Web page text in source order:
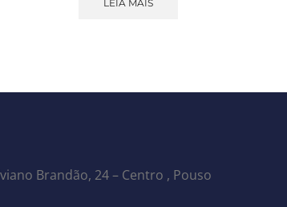
LEIA MAIS
Brandão, 24 – Centro , Pouso